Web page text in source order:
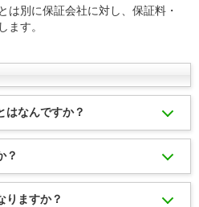
は別に保証会社に対し、保証料・
ます。
はなんですか？
？
りますか？